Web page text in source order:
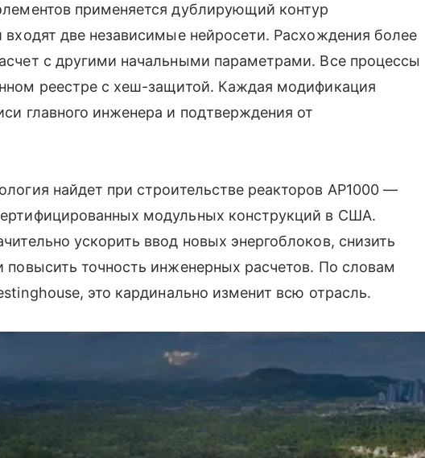
применяется дублирующий контур
входят две независимые нейросети. Расхождения более
с другими начальными параметрами. Все процессы
реестре с хеш-защитой. Каждая модификация
главного инженера и подтверждения от
найдет при строительстве реакторов AP1000 —
модульных конструкций в США.
ускорить ввод новых энергоблоков, снизить
повысить точность инженерных расчетов. По словам
это кардинально изменит всю отрасль.